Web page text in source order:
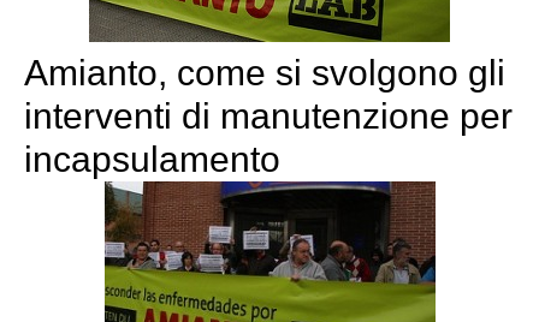
Amianto, come si svolgono gli
interventi di manutenzione per
incapsulamento